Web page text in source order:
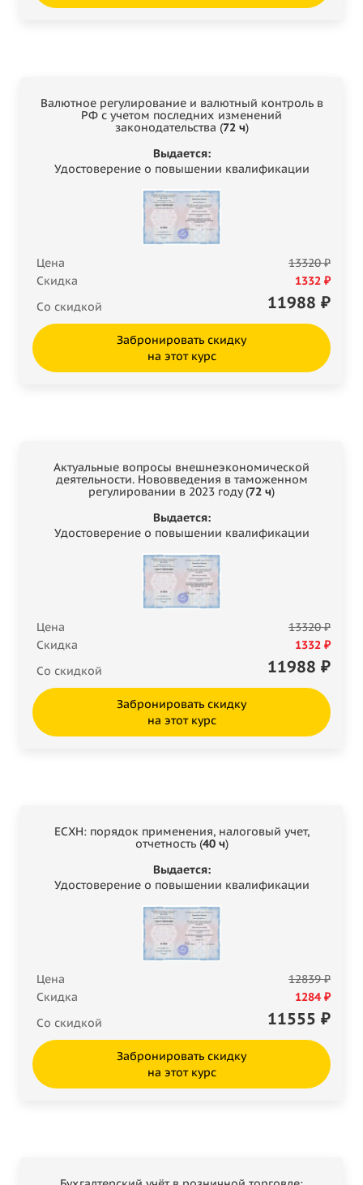
Валютное регулирование и валютный контроль в
РФ с учетом последних изменений
законодательства (72 ч)
Выдается:
Удостоверение о повышении квалификации
Цена
13320 ₽
Скидка
1332 ₽
Со скидкой
11988 ₽
Забронировать скидку
на этот курс
Актуальные вопросы внешнеэкономической
деятельности. Нововведения в таможенном
регулировании в 2023 году (72 ч)
Выдается:
Удостоверение о повышении квалификации
Цена
13320 ₽
Скидка
1332 ₽
Со скидкой
11988 ₽
Забронировать скидку
на этот курс
ЕСХН: порядок применения, налоговый учет,
отчетность (40 ч)
Выдается:
Удостоверение о повышении квалификации
Цена
12839 ₽
Скидка
1284 ₽
Со скидкой
11555 ₽
Забронировать скидку
на этот курс